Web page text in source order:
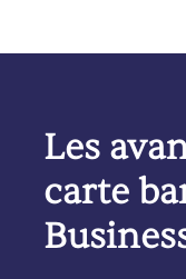
Les
carte